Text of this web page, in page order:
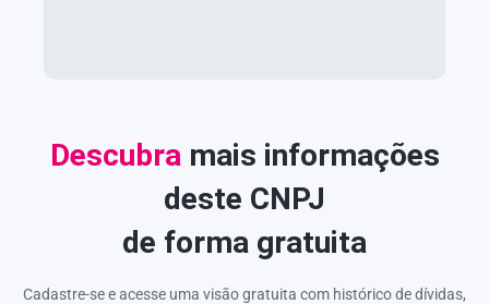
Descubramais informações
deste CNPJ
de forma gratuita
Cadastre-se e acesse uma visão gratuita com histórico de dívidas,